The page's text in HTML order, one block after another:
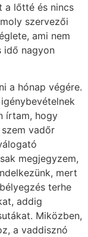
a lőtté és nincs
szervezői
ami nem
idő nagyon
a hónap végére.
írtam, hogy
vadőr
megjegyzem,
mert
terhe
addig
Miközben,
a vaddisznó